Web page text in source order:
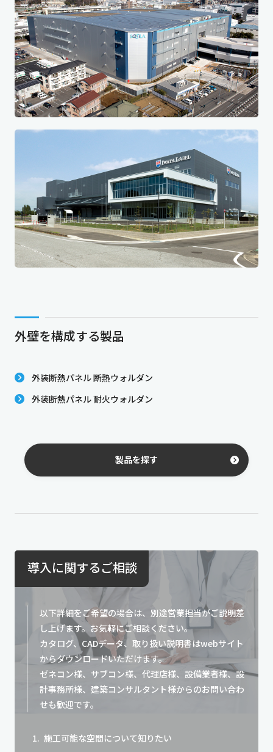
外壁を構成する製品
外装断熱パネル 断熱ウォルダン
外装断熱パネル 耐火ウォルダン
製品を探す
導入に関するご相談
以下詳細をご希望の場合は、別途営業担当がご説明差
し上げます。お気軽にご相談ください。
カタログ、CADデータ、取り扱い説明書はwebサイト
からダウンロードいただけます。
ゼネコン様、サブコン様、代理店様、設備業者様、設
計事務所様、建築コンサルタント様からのお問い合わ
せも歓迎です。
施工可能な空間について知りたい